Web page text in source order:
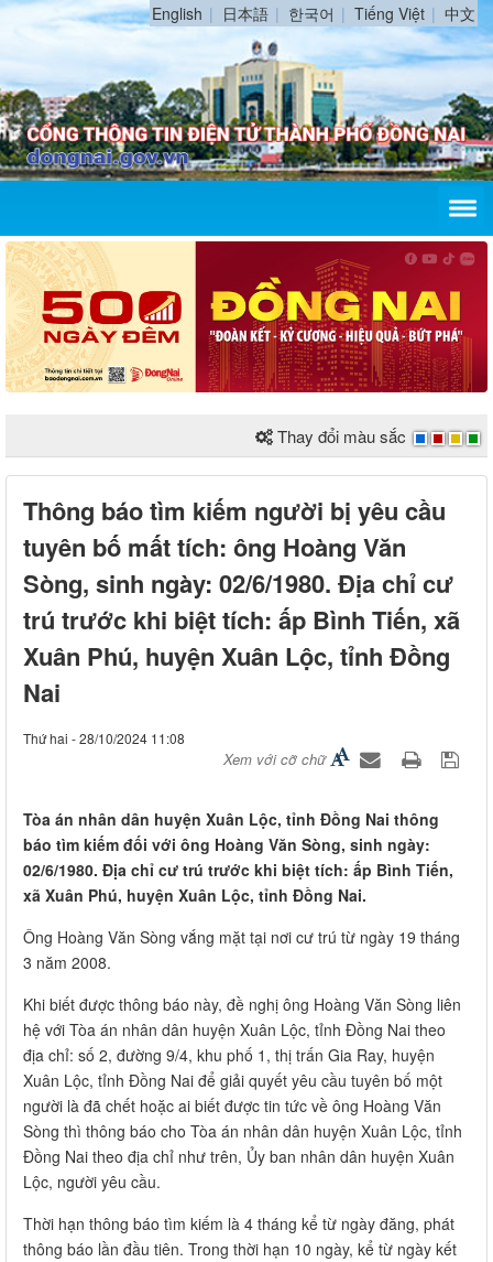
English 日本語 한국어 Tiếng Việt 中文
Thay đổi màu sắc
Thông báo tìm kiếm người bị yêu cầu
tuyên bố mất tích: ông Hoàng Văn
Sòng, sinh ngày: 02/6/1980. Địa chỉ cư
trú trước khi biệt tích: ấp Bình Tiến, xã
Xuân Phú, huyện Xuân Lộc, tỉnh Đồng
Nai
Thứ hai - 28/10/2024 11:08
Xem với cỡ chữ
​Tòa án nhân dân huyện Xuân Lộc, tỉnh Đồng Nai thông
báo tìm kiếm đối với ông Hoàng Văn Sòng, sinh ngày:
02/6/1980. Địa chỉ cư trú trước khi biệt tích: ấp Bình Tiến,
xã Xuân Phú, huyện Xuân Lộc, tỉnh Đồng Nai.
Ông Hoàng Văn Sòng vắng mặt tại nơi cư trú từ ngày 19 tháng
3 năm 2008.
Khi biết được thông báo này, đề nghị ông Hoàng Văn Sòng liên
hệ với Tòa án nhân dân huyện Xuân Lộc, tỉnh Đồng Nai theo
địa chỉ: số 2, đường 9/4, khu phố 1, thị trấn Gia Ray, huyện
Xuân Lộc, tỉnh Đồng Nai để giải quyết yêu cầu tuyên bố một
người là đã chết hoặc ai biết được tin tức về ông Hoàng Văn
Sòng thì thông báo cho Tòa án nhân dân huyện Xuân Lộc, tỉnh
Đồng Nai theo địa chỉ như trên, Ủy ban nhân dân huyện Xuân
Lộc, người yêu cầu.
Thời hạn thông báo tìm kiếm là ​4 tháng kể từ ngày đăng, phát
thông báo lần đầu tiên. Trong thời hạn 10 ngày, kể từ ngày kết